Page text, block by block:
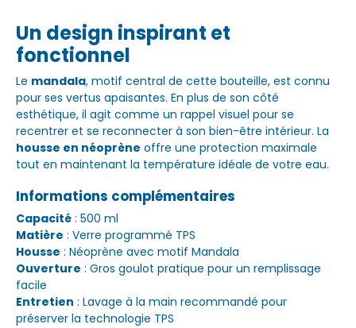
Un design inspirant et
fonctionnel
Le mandala, motif central de cette bouteille, est connu
pour ses vertus apaisantes. En plus de son côté
esthétique, il agit comme un rappel visuel pour se
recentrer et se reconnecter à son bien-être intérieur. La
housse en néoprène offre une protection maximale
tout en maintenant la température idéale de votre eau.
Informations complémentaires
Capacité : 500 ml
Matière : Verre programmé TPS
Housse : Néoprène avec motif Mandala
Ouverture : Gros goulot pratique pour un remplissage
facile
Entretien : Lavage à la main recommandé pour
préserver la technologie TPS